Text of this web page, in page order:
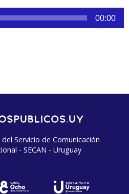
00:00
Servicio de Comunicación
- SECAN - Uruguay